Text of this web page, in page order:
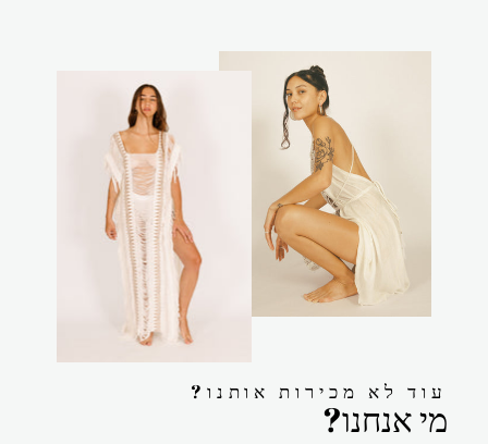
?עוד לא מכירות אותנו
?מי אנחנו